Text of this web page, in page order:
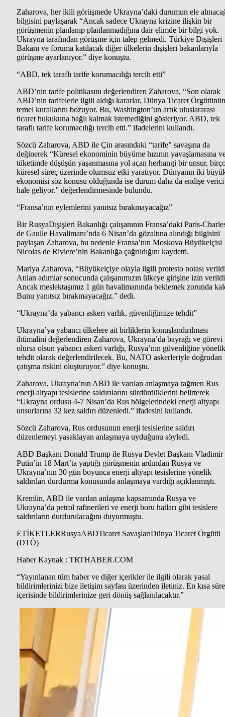
Zaharova, her ikili görüşmede Ukrayna’daki durumun ele
bilgisini paylaşarak “Ancak sadece Ukrayna krizine ilişkin bir
görüşmenin planlanıp planlanmadığına dair elimde bir bilgi yok.
Ukrayna tarafından görüşme için talep gelmedi. Türkiye Dışişleri
Bakanı ve foruma katılacak diğer ülkelerin dışişleri bakanlarıyla
görüşme ayarlanıyor.” diye konuştu.
“ABD, tek taraflı tarife korumacılığı tercih etti”
ABD’nin tarife politikasını değerlendiren Zaharova, “Son olarak
ABD’nin tarifelerle ilgili aldığı kararlar, Dünya Ticaret Örgütünün
temel kurallarını bozuyor. Bu, Washington’un artık uluslararası
ticaret hukukuna bağlı kalmak istemediğini gösteriyor. ABD, tek
taraflı tarife korumacılığı tercih etti.” ifadelerini kullandı.
Sözcü Zaharova, ABD ile Çin arasındaki “tarife” savaşına da
değinerek “Küresel ekonominin büyüme hızının yavaşlamasına
tüketimde düşüşün yaşanmasına yol açan herhangi bir unsur,
küresel süreç üzerinde olumsuz etki yaratıyor. Dünyanın iki
ekonomisi söz konusu olduğunda ise durum daha da endişe verici
hale geliyor.” değerlendirmesinde bulundu.
“Fransa’nın eylemlerini yanıtsız bırakmayacağız”
Bir RusyaDışişleri Bakanlığı çalışanının Fransa’daki Paris-
de Gaulle Havalimanı’nda 6 Nisan’da gözaltına alındığı bilgisini
paylaşan Zaharova, bu nedenle Fransa’nın Moskova Büyükelçisi
Nicolas de Riviere’nin Bakanlığa çağrıldığını kaydetti.
Mariya Zaharova, “Büyükelçiye olayla ilgili protesto notası
Atılan adımlar sonucunda çalışanımızın ülkeye girişine izin
Ancak meslektaşımız 1 gün havalimanında beklemek zorunda
Bunu yanıtsız bırakmayacağız.” dedi.
“Ukrayna’da yabancı askeri varlık, güvenliğimize tehdit”
Ukrayna’ya yabancı ülkelere ait birliklerin konuşlandırılması
ihtimalini değerlendiren Zaharova, Ukrayna’da bayrağı ve görevi
olursa olsun yabancı askeri varlığı, Rusya’nın güvenliğine yönelik
tehdit olarak değerlendirilecek. Bu, NATO askerleriyle doğrudan
çatışma riskini oluşturuyor.” diye konuştu.
Zaharova, Ukrayna’nın ABD ile varılan anlaşmaya rağmen Rus
enerji altyapı tesislerine saldırılarını sürdürdüklerini belirterek
“Ukrayna ordusu 4-7 Nisan’da Rus bölgelerindeki enerji altyapı
unsurlarına 32 kez saldırı düzenledi.” ifadesini kullandı.
Sözcü Zaharova, Rus ordusunun enerji tesislerine saldırı
düzenlemeyi yasaklayan anlaşmaya uyduğunu söyledi.
ABD Başkanı Donald Trump ile Rusya Devlet Başkanı Vladimir
Putin’in 18 Mart’ta yaptığı görüşmenin ardından Rusya ve
Ukrayna’nın 30 gün boyunca enerji altyapı tesislerine yönelik
saldırıları durdurma konusunda anlaşmaya vardığı açıklanmıştı.
Kremlin, ABD ile varılan anlaşma kapsamında Rusya ve
Ukrayna’da petrol rafinerileri ve enerji boru hatları gibi tesislere
saldırıların durdurulacağını duyurmuştu.
ETİKETLERRusyaABDTicaret SavaşlarıDünya Ticaret Örgütü
(DTÖ)
Haber Kaynak : TRTHABER.COM
“Yayınlanan tüm haber ve diğer içerikler ile ilgili olarak yasal
bildirimlerinizi bize iletişim sayfası üzerinden iletiniz. En kısa süre
içerisinde bildirimlerinize geri dönüş sağlanılacaktır.”